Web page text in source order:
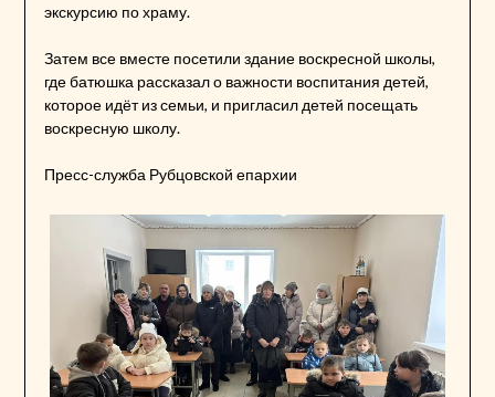
экскурсию по храму.
Затем все вместе посетили здание воскресной школы,
где батюшка рассказал о важности воспитания детей,
которое идёт из семьи, и пригласил детей посещать
воскресную школу.
Пресс-служба Рубцовской епархии